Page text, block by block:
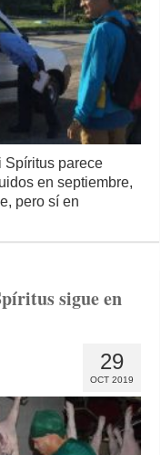
Spíritus parece
en septiembre,
pero sí en
sigue en
29
OCT 2019